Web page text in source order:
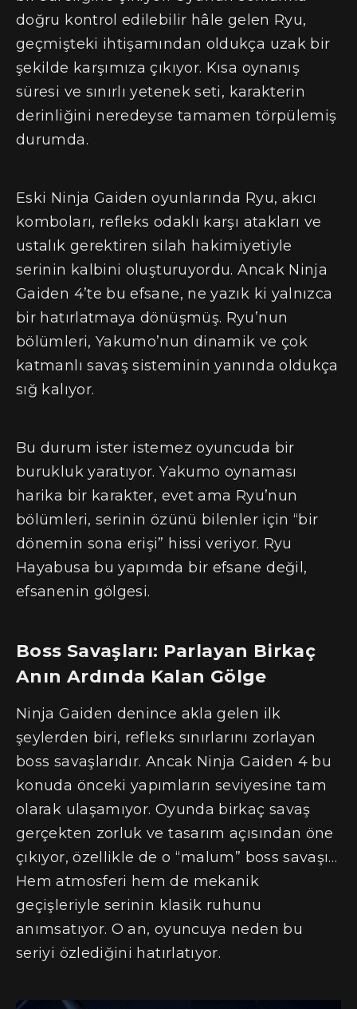
doğru kontrol edilebilir hâle gelen Ryu,
geçmişteki ihtişamından oldukça uzak bir
şekilde karşımıza çıkıyor. Kısa oynanış
süresi ve sınırlı yetenek seti, karakterin
derinliğini neredeyse tamamen törpülemiş
durumda.
Eski Ninja Gaiden oyunlarında Ryu, akıcı
komboları, refleks odaklı karşı atakları ve
ustalık gerektiren silah hakimiyetiyle
serinin kalbini oluşturuyordu. Ancak Ninja
Gaiden 4’te bu efsane, ne yazık ki yalnızca
bir hatırlatmaya dönüşmüş. Ryu’nun
bölümleri, Yakumo’nun dinamik ve çok
katmanlı savaş sisteminin yanında oldukça
sığ kalıyor.
Bu durum ister istemez oyuncuda bir
burukluk yaratıyor. Yakumo oynaması
harika bir karakter, evet ama Ryu’nun
bölümleri, serinin özünü bilenler için “bir
dönemin sona erişi” hissi veriyor. Ryu
Hayabusa bu yapımda bir efsane değil,
efsanenin gölgesi.
Boss Savaşları: Parlayan Birkaç
Anın Ardında Kalan Gölge
Ninja Gaiden denince akla gelen ilk
şeylerden biri, refleks sınırlarını zorlayan
boss savaşlarıdır. Ancak Ninja Gaiden 4 bu
konuda önceki yapımların seviyesine tam
olarak ulaşamıyor. Oyunda birkaç savaş
gerçekten zorluk ve tasarım açısından öne
çıkıyor, özellikle de o “malum” boss savaşı…
Hem atmosferi hem de mekanik
geçişleriyle serinin klasik ruhunu
anımsatıyor. O an, oyuncuya neden bu
seriyi özlediğini hatırlatıyor.